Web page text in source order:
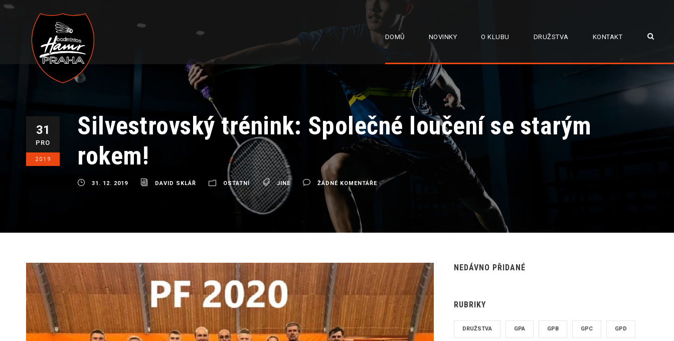
DOMŮ NOVINKY O KLUBU DRUŽSTVA KONTAKT
31
PRO
2019
Silvestrovský trénink: Společné loučení se starým
rokem!
31. 12. 2019 DAVID SKLÁŘ OSTATNÍ JINÉ ŽÁDNÉ KOMENTÁŘE
NEDÁVNO PŘIDANÉ
RUBRIKY
DRUŽSTVA GPA GPB GPC GPD